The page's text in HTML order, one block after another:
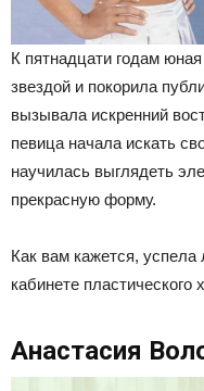
К пятнадцати годам
звездой и покорила
вызывала искренний
певица начала искать
научилась выглядеть
прекрасную форму.
Как вам кажется,
кабинете пластического
Анастасия